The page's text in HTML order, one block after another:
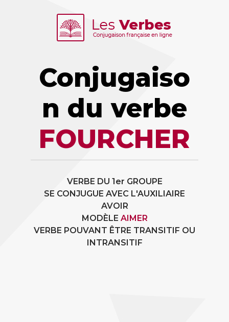
Conjugaiso
n du verbe
FOURCHER
VERBE DU 1er GROUPE
SE CONJUGUE AVEC L'AUXILIAIRE
AVOIR
MODÈLE AIMER
VERBE POUVANT ÊTRE TRANSITIF OU
INTRANSITIF